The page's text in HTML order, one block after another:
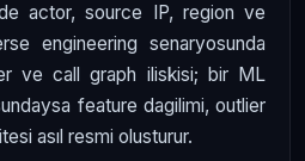
actor, source IP, region ve
engineering senaryosunda
ve call graph iliskisi; bir ML
feature dagilimi, outlier
asıl resmi olusturur.